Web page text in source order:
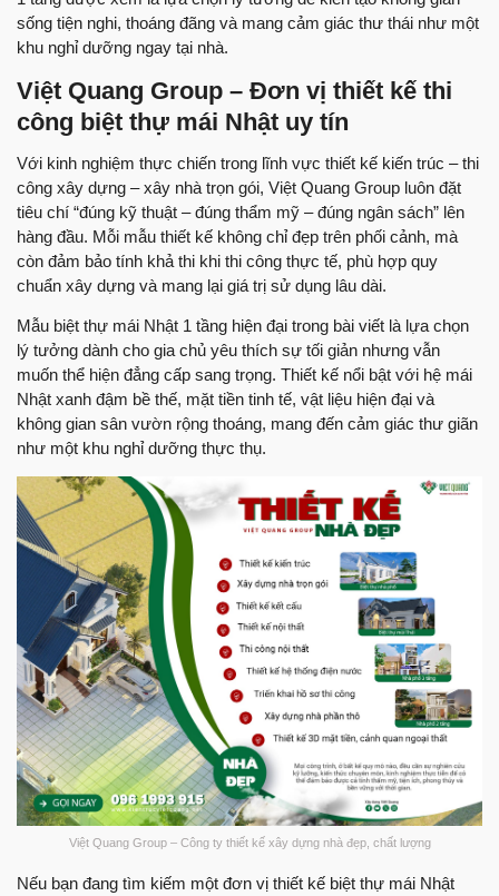
sống tiện nghi, thoáng đãng và mang cảm giác thư thái như một
khu nghỉ dưỡng ngay tại nhà.
Việt Quang Group – Đơn vị thiết kế thi
công biệt thự mái Nhật uy tín
Với kinh nghiệm thực chiến trong lĩnh vực thiết kế kiến trúc – thi
công xây dựng – xây nhà trọn gói, Việt Quang Group luôn đặt
tiêu chí “đúng kỹ thuật – đúng thẩm mỹ – đúng ngân sách” lên
hàng đầu. Mỗi mẫu thiết kế không chỉ đẹp trên phối cảnh, mà
còn đảm bảo tính khả thi khi thi công thực tế, phù hợp quy
chuẩn xây dựng và mang lại giá trị sử dụng lâu dài.
Mẫu biệt thự mái Nhật 1 tầng hiện đại trong bài viết là lựa chọn
lý tưởng dành cho gia chủ yêu thích sự tối giản nhưng vẫn
muốn thể hiện đẳng cấp sang trọng. Thiết kế nổi bật với hệ mái
Nhật xanh đậm bề thế, mặt tiền tinh tế, vật liệu hiện đại và
không gian sân vườn rộng thoáng, mang đến cảm giác thư giãn
như một khu nghỉ dưỡng thực thụ.
Việt Quang Group – Công ty thiết kế xây dựng nhà đẹp, chất lượng
Nếu bạn đang tìm kiếm một đơn vị thiết kế biệt thự mái Nhật